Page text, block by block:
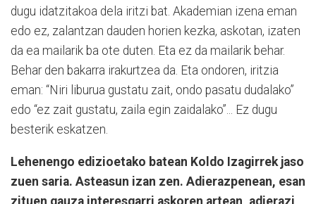
dugu idatzitakoa dela iritzi bat. Akademian izena eman
edo ez, zalantzan dauden horien kezka, askotan, izaten
da ea mailarik ba ote duten. Eta ez da mailarik behar.
Behar den bakarra irakurtzea da. Eta ondoren, iritzia
eman: “Niri liburua gustatu zait, ondo pasatu dudalako”
edo “ez zait gustatu, zaila egin zaidalako”... Ez dugu
besterik eskatzen.
Lehenengo edizioetako batean Koldo Izagirrek jaso
zuen saria. Asteasun izan zen. Adierazpenean, esan